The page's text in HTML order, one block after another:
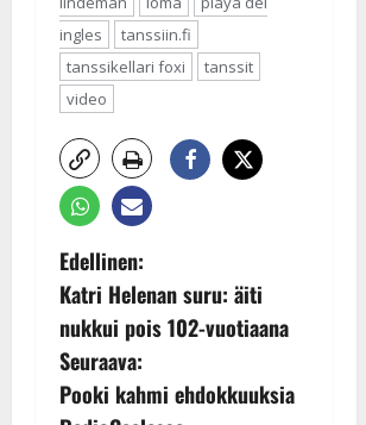
ingles
tanssiin.fi
tanssikellari foxi
tanssit
video
P
o
s
Edellinen:
Katri Helenan suru: äiti
nukkui pois 102-vuotiaana
Seuraava:
Pooki kahmi ehdokkuuksia